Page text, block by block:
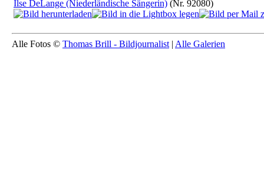
Ilse DeLange (Niederländische Sängerin) (Nr. 92080)
Alle Fotos © Thomas Brill - Bildjournalist | Alle Galerien